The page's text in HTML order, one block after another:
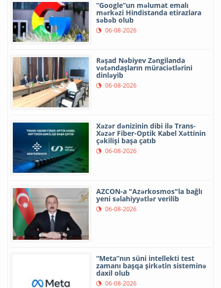
“Google”un məlumat emalı
mərkəzi Hindistanda etirazlara
səbəb olub
06-08-2026
Rəşad Nəbiyev Zəngilanda
vətəndaşların müraciətlərini
dinləyib
06-08-2026
Xəzər dənizinin dibi ilə Trans-
Xəzər Fiber-Optik Kabel Xəttinin
çəkilişi başa çatıb
06-08-2026
AZCON-a "Azərkosmos"la bağlı
yeni səlahiyyətlər verilib
06-08-2026
“Meta”nın süni intellekti test
zamanı başqa şirkətin sisteminə
daxil olub
06-08-2026